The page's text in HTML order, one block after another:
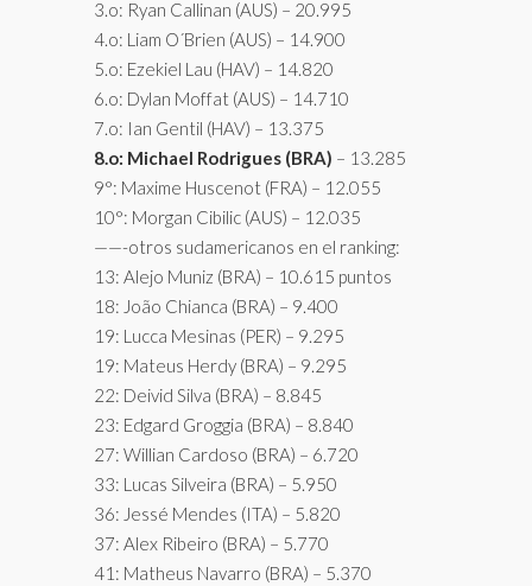
3.o: Ryan Callinan (AUS) – 20.995
4.o: Liam O´Brien (AUS) – 14.900
5.o: Ezekiel Lau (HAV) – 14.820
6.o: Dylan Moffat (AUS) – 14.710
7.o: Ian Gentil (HAV) – 13.375
8.o: Michael Rodrigues (BRA) – 13.285
9°: Maxime Huscenot (FRA) – 12.055
10°: Morgan Cibilic (AUS) – 12.035
——-otros sudamericanos en el ranking:
13: Alejo Muniz (BRA) – 10.615 puntos
18: João Chianca (BRA) – 9.400
19: Lucca Mesinas (PER) – 9.295
19: Mateus Herdy (BRA) – 9.295
22: Deivid Silva (BRA) – 8.845
23: Edgard Groggia (BRA) – 8.840
27: Willian Cardoso (BRA) – 6.720
33: Lucas Silveira (BRA) – 5.950
36: Jessé Mendes (ITA) – 5.820
37: Alex Ribeiro (BRA) – 5.770
41: Matheus Navarro (BRA) – 5.370